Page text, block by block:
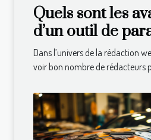
Quels sont les
d’un outil de
ligne ?
Dans l’univers de la rédaction
voir bon nombre de rédacteurs